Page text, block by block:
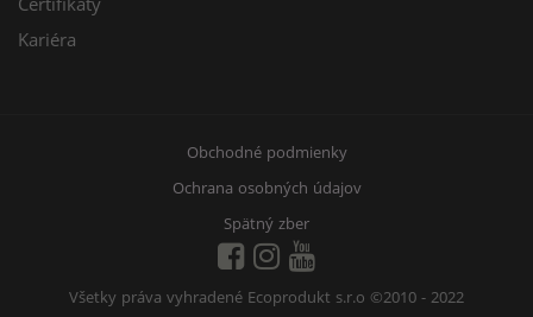
Kariéra
Obchodné podmienky
Ochrana osobných údajov
Spätný zber
Všetky práva vyhradené Ecoprodukt s.r.o ©2010 - 2022